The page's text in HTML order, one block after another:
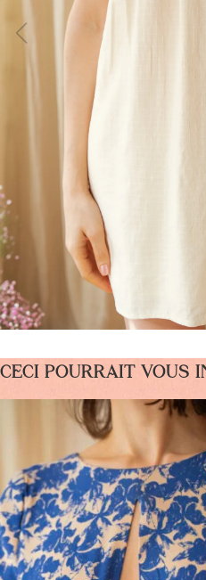
Maillot de bain
Patterns in English
Grossesse & Allaitement
Extensions de patrons
Gamme enfant
Erratums
CECI POURRAIT VOUS